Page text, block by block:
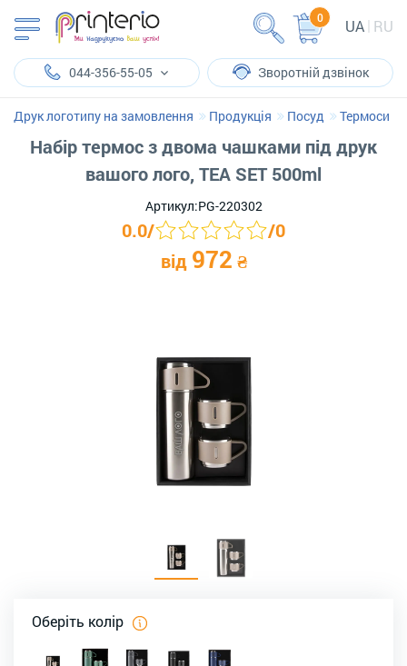
UA RU
0
044-356-55-05 Зворотній дзвінок
Друк логотипу на замовлення Продукція Посуд Термоси
Набір термос з двома чашками під друк
вашого лого, TEA SET 500ml
Артикул:PG-220302
0.0/ /0
від 972 ₴
Оберіть колір